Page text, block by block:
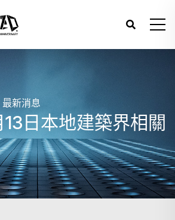
最新消息
日本地建築界相關